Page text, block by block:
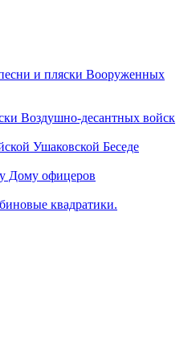
и пляски Вооруженных
Воздушно-десантных войск
Ушаковской Беседе
Дому офицеров
квадратики.